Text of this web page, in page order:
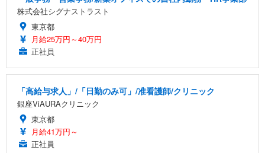
株式会社シグナストラスト
東京都
月給25万円～40万円
正社員
「高給与求人」/「日勤のみ可」/准看護師/クリニック
銀座ViAURAクリニック
東京都
月給41万円～
正社員